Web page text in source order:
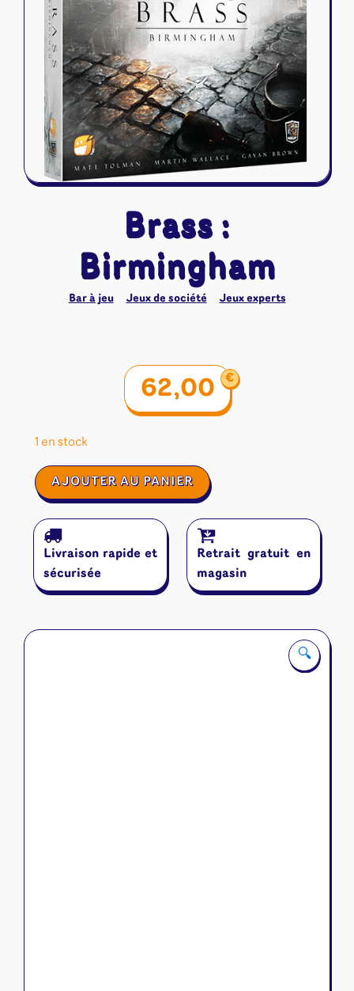
Naruto Mythos
Tapis de jeu
🔍
Brass :
Birmingham
Bar à jeu Jeux de société Jeux experts
62,00 €
1 en stock
quantité
de
:
Birmingham
AJOUTER AU PANIER
Livraison rapide et
sécurisée
Retrait gratuit en
magasin